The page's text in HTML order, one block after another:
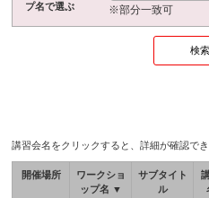
プ名で選ぶ
※部分一致可
講習会名をクリックすると、詳細が確認で
開催場所
ワークショ
ップ名 ▼
サブタイト
ル